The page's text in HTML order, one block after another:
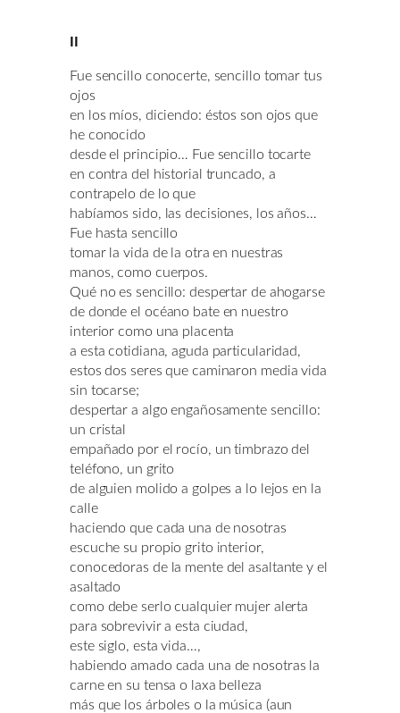
II
Fue sencillo conocerte, sencillo tomar tus
ojos
en los míos, diciendo: éstos son ojos que
he conocido
desde el principio… Fue sencillo tocarte
en contra del historial truncado, a
contrapelo de lo que
habíamos sido, las decisiones, los años…
Fue hasta sencillo
tomar la vida de la otra en nuestras
manos, como cuerpos.
Qué no es sencillo: despertar de ahogarse
de donde el océano bate en nuestro
interior como una placenta
a esta cotidiana, aguda particularidad,
estos dos seres que caminaron media vida
sin tocarse;
despertar a algo engañosamente sencillo:
un cristal
empañado por el rocío, un timbrazo del
teléfono, un grito
de alguien molido a golpes a lo lejos en la
calle
haciendo que cada una de nosotras
escuche su propio grito interior,
conocedoras de la mente del asaltante y el
asaltado
como debe serlo cualquier mujer alerta
para sobrevivir a esta ciudad,
este siglo, esta vida…,
habiendo amado cada una de nosotras la
carne en su tensa o laxa belleza
más que los árboles o la música (aun